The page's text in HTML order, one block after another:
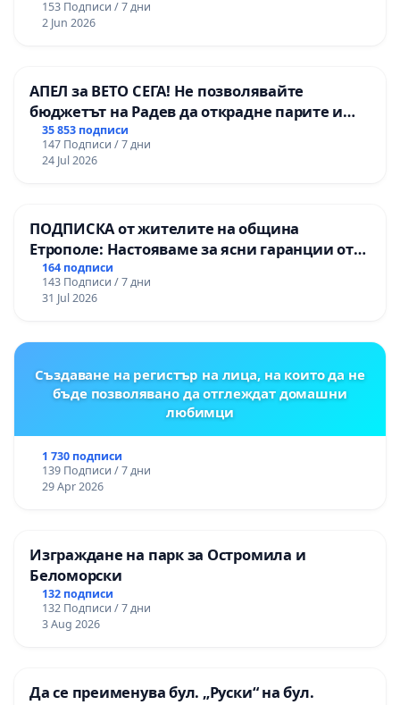
153 Подписи / 7 дни
2 Jun 2026
АПЕЛ за ВЕТО СЕГА! Не позволявайте
бюджетът на Радев да открадне парите и
правата ни в тъмното
35 853 подписи
147 Подписи / 7 дни
24 Jul 2026
ПОДПИСКА от жителите на община
Етрополе: Настояваме за ясни гаранции от
“Елаците-МЕД” АД и от държавата, че ще се
изпълнят всички екологични норми!
164 подписи
143 Подписи / 7 дни
31 Jul 2026
Създаване на регистър на лица, на които да не
бъде позволявано да отглеждат домашни
любимци
1 730 подписи
139 Подписи / 7 дни
29 Apr 2026
Изграждане на парк за Остромила и
Беломорски
132 подписи
132 Подписи / 7 дни
3 Aug 2026
Да се преименува бул. „Руски“ на бул.